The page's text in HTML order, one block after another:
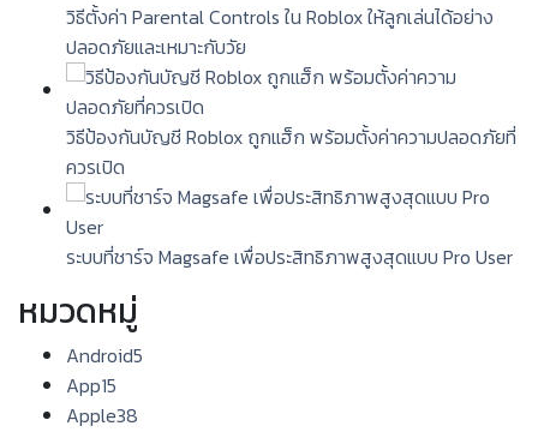
วิธีตั้งค่า Parental Controls ใน Roblox ให้ลูกเล่นได้อย่าง
ปลอดภัยและเหมาะกับวัย
วิธีป้องกันบัญชี Roblox ถูกแฮ็ก พร้อมตั้งค่าความปลอดภัยที่
ควรเปิด
ระบบที่ชาร์จ Magsafe เพื่อประสิทธิภาพสูงสุดแบบ Pro User
หมวดหมู่
Android5
App15
Apple38